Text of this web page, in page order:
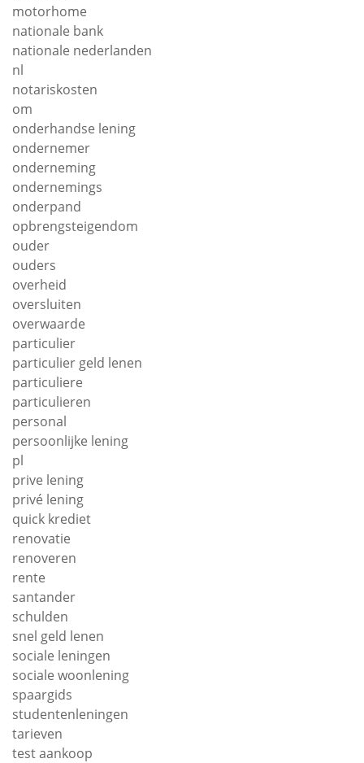
motorhome
nationale bank
nationale nederlanden
nl
notariskosten
om
onderhandse lening
ondernemer
onderneming
ondernemings
onderpand
opbrengsteigendom
ouder
ouders
overheid
oversluiten
overwaarde
particulier
particulier geld lenen
particuliere
particulieren
personal
persoonlijke lening
pl
prive lening
privé lening
quick krediet
renovatie
renoveren
rente
santander
schulden
snel geld lenen
sociale leningen
sociale woonlening
spaargids
studentenleningen
tarieven
test aankoop